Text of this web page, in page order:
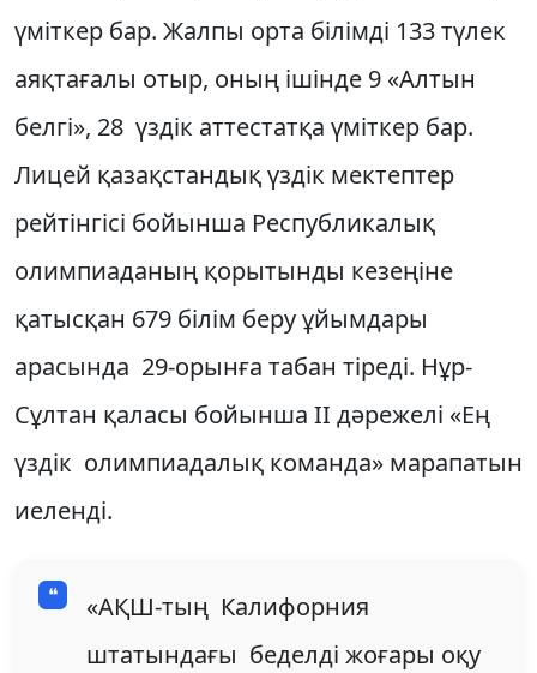
үміткер бар. Жалпы орта білімді 133 түлек
аяқтағалы отыр, оның ішінде 9 «Алтын
белгі», 28 үздік аттестатқа үміткер бар.
Лицей қазақстандық үздік мектептер
рейтінгісі бойынша Республикалық
олимпиаданың қорытынды кезеңіне
қатысқан 679 білім беру ұйымдары
арасында 29-орынға табан тіреді. Нұр-
Сұлтан қаласы бойынша ІІ дәрежелі «Ең
үздік олимпиадалық команда» марапатын
иеленді.
«АҚШ-тың Калифорния
штатындағы беделді жоғары оқу